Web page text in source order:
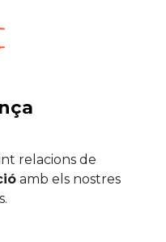
relacions de
amb els nostres